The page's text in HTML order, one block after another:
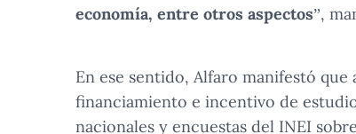
economía, entre otros aspectos”,
En ese sentido, Alfaro manifestó
financiamiento e incentivo de
nacionales y encuestas del INEI